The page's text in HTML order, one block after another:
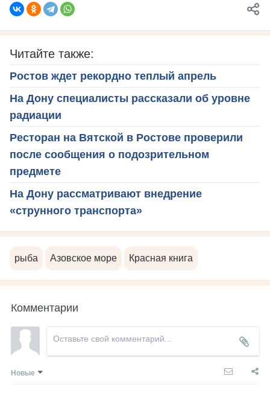
Читайте также:
Ростов ждет рекордно теплый апрель
На Дону специалисты рассказали об уровне
радиации
Ресторан на Вятской в Ростове проверили
после сообщения о подозрительном
предмете
На Дону рассматривают внедрение
«струнного транспорта»
рыба Азовское море Красная книга
Комментарии
Новые